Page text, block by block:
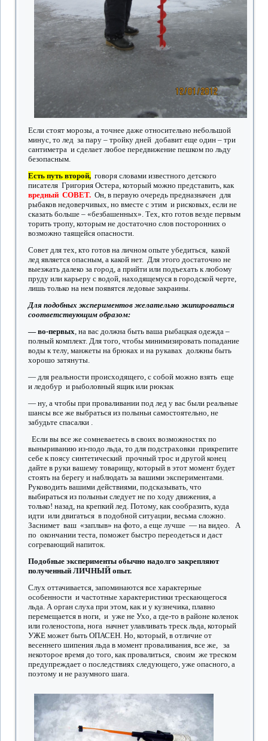
Если стоят морозы, а точнее даже относительно небольшой
минус, то лед за пару – тройку дней добавит еще один – три
сантиметра и сделает любое передвижение пешком по льду
безопасным.
Есть путь второй, говоря словами известного детского
писателя Григория Остера, который можно представить, как
вредный СОВЕТ. Он, в первую очередь предназначен для
рыбаков недоверчивых, но вместе с этим и рисковых, если не
сказать больше – «безбашенных». Тех, кто готов везде первым
торить тропу, которым не достаточно слов посторонних о
возможно таящейся опасности.
Совет для тех, кто готов на личном опыте убедиться, какой
лед является опасным, а какой нет. Для этого достаточно не
выезжать далеко за город, а прийти или подъехать к любому
пруду или карьеру с водой, находящемуся в городской черте,
лишь только на нем появятся ледовые закраины.
Для подобных экспериментов желательно экипироваться
соответствующим образом:
— во-первых, на вас должна быть ваша рыбацкая одежда –
полный комплект. Для того, чтобы минимизировать попадание
воды к телу, манжеты на брюках и на рукавах должны быть
хорошо затянуты.
— для реальности происходящего, с собой можно взять еще
и ледобур и рыболовный ящик или рюкзак
— ну, а чтобы при проваливании под лед у вас были реальные
шансы все же выбраться из полыньи самостоятельно, не
забудьте спасалки .
Если вы все же сомневаетесь в своих возможностях по
выныриванию из-подо льда, то для подстраховки прикрепите
себе к поясу синтетический прочный трос и другой конец
дайте в руки вашему товарищу, который в этот момент будет
стоять на берегу и наблюдать за вашими экспериментами.
Руководить вашими действиями, подсказывать, что
выбираться из полыньи следует не по ходу движения, а
только! назад, на крепкий лед. Потому, как сообразить, куда
идти или двигаться в подобной ситуации, весьма сложно.
Заснимет ваш «заплыв» на фото, а еще лучше — на видео. А
по окончании теста, поможет быстро переодеться и даст
согревающий напиток.
Подобные эксперименты обычно надолго закрепляют
полученный ЛИЧНЫЙ опыт.
Слух оттачивается, запоминаются все характерные
особенности и частотные характеристики трескающегося
льда. А орган слуха при этом, как и у кузнечика, плавно
перемещается в ноги, и уже не Ухо, а где-то в районе коленок
или голеностопа, нога начнет улавливать треск льда, который
УЖЕ может быть ОПАСЕН. Но, который, в отличие от
весеннего шипения льда в момент проваливания, все же, за
некоторое время до того, как провалиться, своим же треском
предупреждает о последствиях следующего, уже опасного, а
поэтому и не разумного шага.